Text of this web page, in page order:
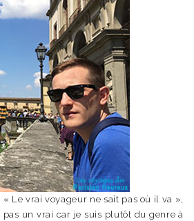
Le vrai voyageur ne sait pas où il va »,
pas un vrai car je suis plutôt du genre à